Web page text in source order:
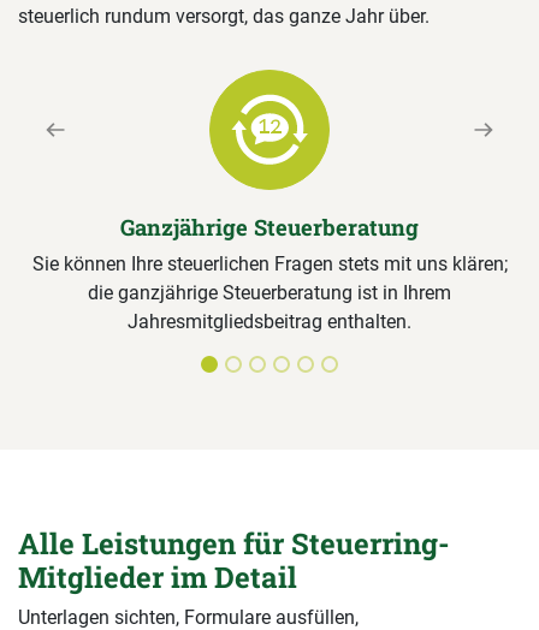
steuerlich rundum versorgt, das ganze Jahr über.
Ganzjährige Steuerberatung
Sie können Ihre steuerlichen Fragen stets mit uns klären;
die ganzjährige Steuerberatung ist in Ihrem
Jahresmitgliedsbeitrag enthalten.
Previous Next
Alle Leistungen für Steuerring-
Mitglieder im Detail
Unterlagen sichten, Formulare ausfüllen,